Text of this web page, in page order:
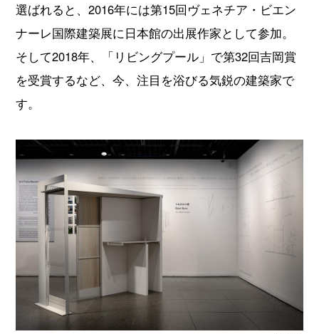
選ばれると、2016年には第15回ヴェネチア・ビエン
ナーレ国際建築展に日本館の出展作家として参加。
そして2018年、「リビングプール」で第32回吉岡賞
を受賞するなど、今、注目を浴びる気鋭の建築家で
す。